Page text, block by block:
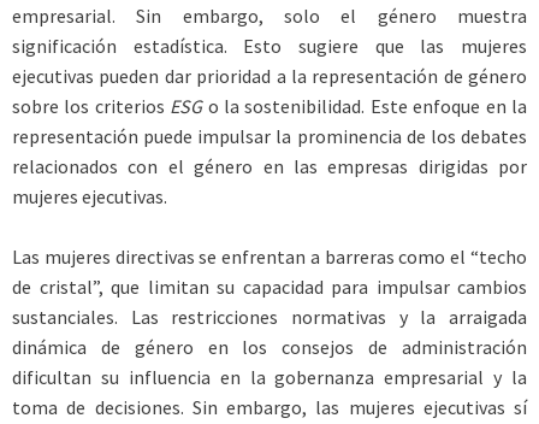
empresarial. Sin embargo, solo el género muestra
significación estadística. Esto sugiere que las mujeres
ejecutivas pueden dar prioridad a la representación de género
sobre los criterios ESG o la sostenibilidad. Este enfoque en la
representación puede impulsar la prominencia de los debates
relacionados con el género en las empresas dirigidas por
mujeres ejecutivas.
Las mujeres directivas se enfrentan a barreras como el “techo
de cristal”, que limitan su capacidad para impulsar cambios
sustanciales. Las restricciones normativas y la arraigada
dinámica de género en los consejos de administración
dificultan su influencia en la gobernanza empresarial y la
toma de decisiones. Sin embargo, las mujeres ejecutivas sí